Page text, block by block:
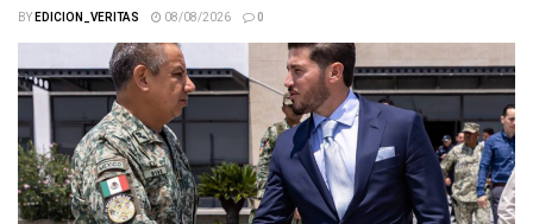
BYEDICION_VERITAS 08/08/2026 0